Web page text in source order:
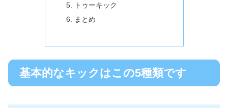
トゥーキック
まとめ
基本的なキックはこの5種類です